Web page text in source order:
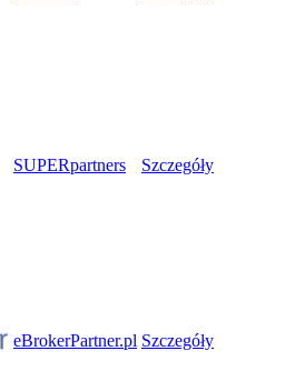
SUPERpartners Szczegóły
eBrokerPartner.pl Szczegóły